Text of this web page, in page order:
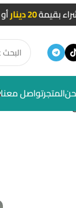
بقيمة20 دينار
المتجرتواصل معنا